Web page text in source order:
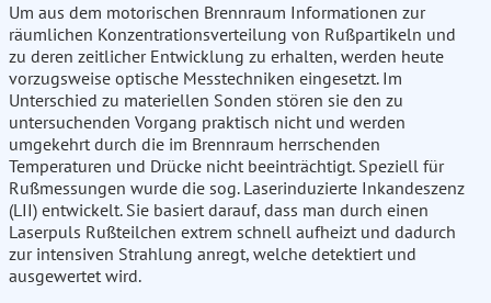
Um aus dem motorischen Brennraum Informationen zur
räumlichen Konzentrationsverteilung von Rußpartikeln und
zu deren zeitlicher Entwicklung zu erhalten, werden heute
vorzugsweise optische Messtechniken eingesetzt. Im
Unterschied zu materiellen Sonden stören sie den zu
untersuchenden Vorgang praktisch nicht und werden
umgekehrt durch die im Brennraum herrschenden
Temperaturen und Drücke nicht beeinträchtigt. Speziell für
Rußmessungen wurde die sog. Laserinduzierte Inkandeszenz
(LII) entwickelt. Sie basiert darauf, dass man durch einen
Laserpuls Rußteilchen extrem schnell aufheizt und dadurch
zur intensiven Strahlung anregt, welche detektiert und
ausgewertet wird.